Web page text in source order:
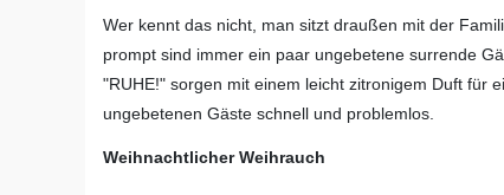
Wer kennt das nicht, man sitzt draußen mit der
prompt sind immer ein paar ungebetene surrende
"RUHE!" sorgen mit einem leicht zitronigem Duft für
ungebetenen Gäste schnell und problemlos.
Weihnachtlicher Weihrauch